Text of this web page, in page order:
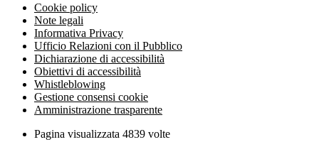
Cookie policy
Note legali
Informativa Privacy
Ufficio Relazioni con il Pubblico
Dichiarazione di accessibilità
Obiettivi di accessibilità
Whistleblowing
Gestione consensi cookie
Amministrazione trasparente
Pagina visualizzata 4839 volte